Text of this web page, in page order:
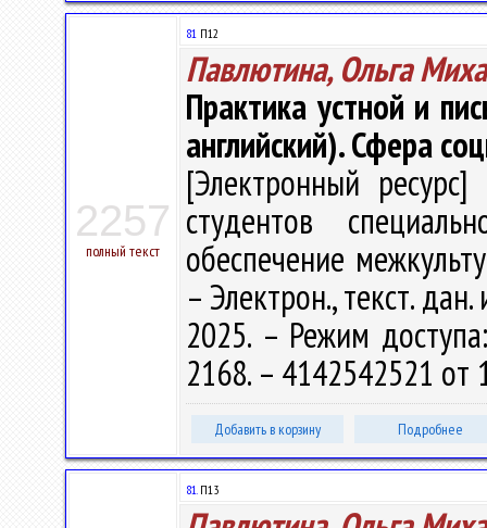
2257
полный текст
81 П12
Павлютина, Ольга
Практика устной и
английский). Сфера
[Электронный
студентов
обеспечение
– Электрон., текст.
2025. – Режим
2168. – 4142542521 от
Добавить в корзину Подробнее
81.П13